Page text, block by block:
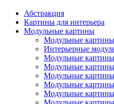
Абстракция
Картины для интерьера
Модульные картины
Модульные
Интерьерные
Модульные
Модульные
Модульные
Модульные
Модульные
Модульные